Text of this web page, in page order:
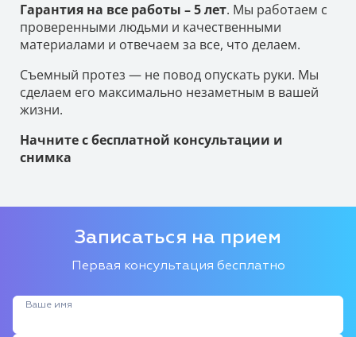
Гарантия на все работы – 5 лет. Мы работаем с
проверенными людьми и качественными
материалами и отвечаем за все, что делаем.
Съемный протез — не повод опускать руки. Мы
сделаем его максимально незаметным в вашей
жизни.
Начните с бесплатной консультации и
снимка
Записаться на прием
Первая консультация бесплатно
Ваше имя